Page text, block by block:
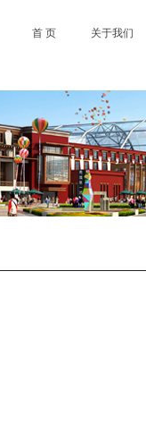
首 页 关于我们